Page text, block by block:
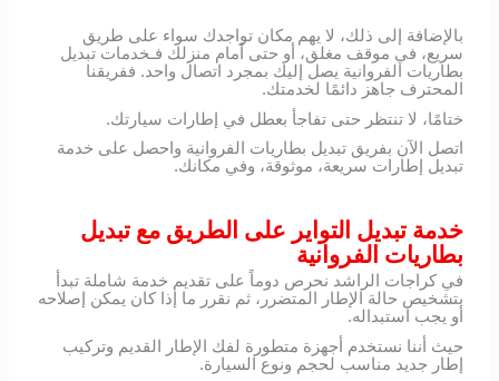
بالإضافة إلى ذلك، لا يهم مكان تواجدك سواء على طريق
سريع، في موقف مغلق، أو حتى أمام منزلك فـخدمات تبديل
بطاريات الفروانية يصل إليك بمجرد اتصال واحد. ففريقنا
المحترف جاهز دائمًا لخدمتك.
ختامًا، لا تنتظر حتى تفاجأ بعطل في إطارات سيارتك.
اتصل الآن بفريق تبديل بطاريات الفروانية واحصل على خدمة
تبديل إطارات سريعة، موثوقة، وفي مكانك.
خدمة تبديل التواير على الطريق مع تبديل
بطاريات الفروانية
في كراجات الراشد نحرص دوماً على تقديم خدمة شاملة تبدأ
بتشخيص حالة الإطار المتضرر، ثم نقرر ما إذا كان يمكن إصلاحه
أو يجب استبداله.
حيث أننا نستخدم أجهزة متطورة لفك الإطار القديم وتركيب
إطار جديد مناسب لحجم ونوع السيارة.